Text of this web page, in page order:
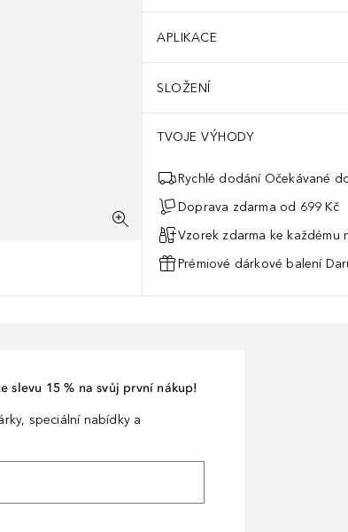
APLIKACE
SLOŽENÍ
TVOJE VÝHODY
Rychlé dodání Očekávané
Doprava zdarma od 699 Kč
Vzorek zdarma ke každému
Prémiové dárkové balení
slevu 15 % na svůj první nákup!
speciální nabídky a